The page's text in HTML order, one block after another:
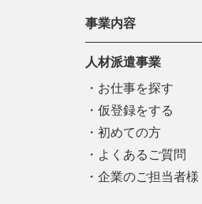
事業内容
人材派遣事業
お仕事を探す
仮登録をする
初めての方
よくあるご質問
企業のご担当者様